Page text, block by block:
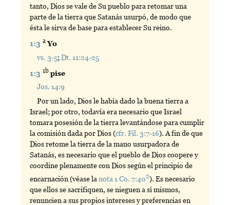
tanto, Dios se vale de Su pueblo para retomar una
parte de la tierra que Satanás usurpó, de modo que
ésta le sirva de base para establecer Su reino.
1:3a Yo
vs. 3-5;Dt. 11:24-25
1:31b pise
Jos. 14:9
Por un lado, Dios le había dado la buena tierra a
Israel; por otro, todavía era necesario que Israel
tomara posesión de la tierra levantándose para cumplir
la comisión dada por Dios (cfr. Fil. 3:7-16). A fin de que
Dios retome la tierra de la mano usurpadora de
Satanás, es necesario que el pueblo de Dios coopere y
coordine plenamente con Dios según el principio de
encarnación (véase lanota 1 Co. 7:402). Es necesario
que ellos se sacrifiquen, se nieguen a sí mismos,
renuncien a sus propios intereses y preferencias en